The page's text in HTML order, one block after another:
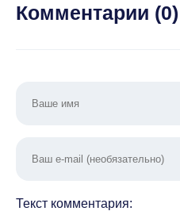
Комментарии (0)
Текст комментария: